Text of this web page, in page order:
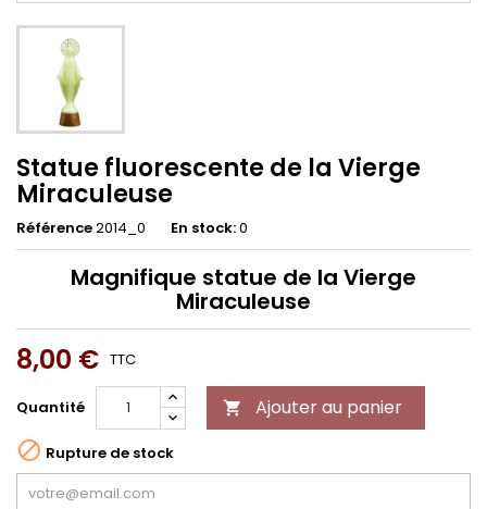
Statue fluorescente de la Vierge
Miraculeuse
Référence2014_0 En stock:0
Magnifique statue de la Vierge
Miraculeuse
8,00 € TTC
Quantité  Ajouter au panier
 Rupture de stock